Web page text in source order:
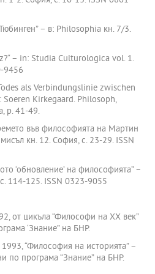
– в: Philosophia кн. 7/3.
– in: Studia Culturologica vol. 1.
9456
als Verbindungslinie zwischen
Soeren Kirkegaard. Philosoph,
p. 41-49.
във философията на Мартин
кн. 12. София, с. 23-29. ISSN
‘обновление’ на философията” –
114-125. ISSN 0323-9055
от цикъла “Философи на ХХ век”
‘Знание” на БНР.
“Философия на историята” –
по програма “Знание” на БНР.